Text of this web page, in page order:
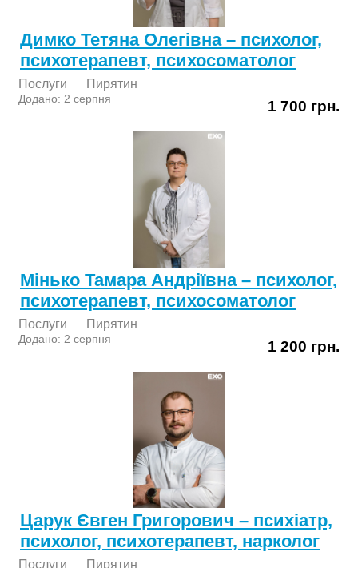
Димко Тетяна Олегівна – психолог,
психотерапевт, психосоматолог
Послуги Пирятин
Додано: 2 серпня 1 700 грн.
Мінько Тамара Андріївна – психолог,
психотерапевт, психосоматолог
Послуги Пирятин
Додано: 2 серпня 1 200 грн.
Царук Євген Григорович – психіатр,
психолог, психотерапевт, нарколог
Послуги Пирятин